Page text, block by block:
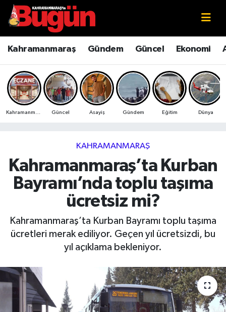
Kahramanmaraş Gündem Güncel Ekonomi
Güncel Asayiş Gündem Eğitim Dünya
KAHRAMANMARAŞ
Kahramanmaraş’ta Kurban
Bayramı’nda toplu taşıma
ücretsiz mi?
Kahramanmaraş’ta Kurban Bayramı toplu taşıma
ücretleri merak ediliyor. Geçen yıl ücretsizdi, bu
yıl açıklama bekleniyor.
Kahramanmaraş
Kahramanmaraş Sokak Röportajları
Bilim ve Teknoloji
Çevre
Ekonomi
Genel
Güncel
Haberde İnsan
Kültür Sanat
Magazin
Kahramanmaraş Nöbetçi Eczaneler
Kahramanmaraş Hava Durumu
Kahramanmaraş Namaz Vakitleri
Kahramanmaraş Trafik Yoğunluk Haritası
Süper Lig Puan Durumu ve Fikstür
Tüm Manşetler
Son Dakika Haberleri
Haber Arşivi